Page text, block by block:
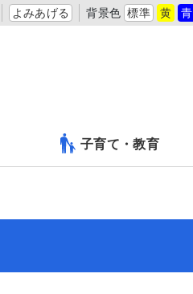
よみあげる 背景色 標準 黄 青
子育て・教育